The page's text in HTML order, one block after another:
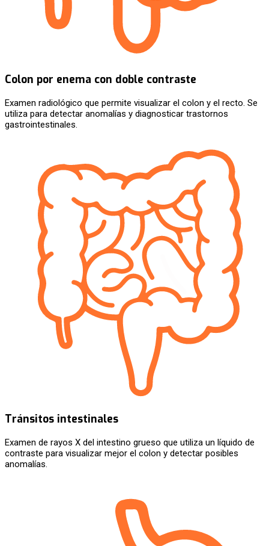
Colon por enema con doble contraste
Examen radiológico que permite visualizar el colon y el recto. Se
utiliza para detectar anomalías y diagnosticar trastornos
gastrointestinales.
Tránsitos intestinales
Examen de rayos X del intestino grueso que utiliza un líquido de
contraste para visualizar mejor el colon y detectar posibles
anomalías.